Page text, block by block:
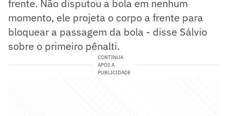
frente. Não disputou a bola em nenhum
momento, ele projeta o corpo a frente para
bloquear a passagem da bola - disse Sálvio
sobre o primeiro pênalti.
CONTINUA
APÓS A
PUBLICIDADE